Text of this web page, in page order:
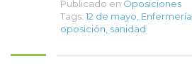
Publicado en Oposiciones
Tags: 12 de mayo Enfermería
oposición sanidad